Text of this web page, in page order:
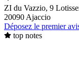
ZI du Vazzio, 9
20090 Ajaccio
Déposez le premier
top notes